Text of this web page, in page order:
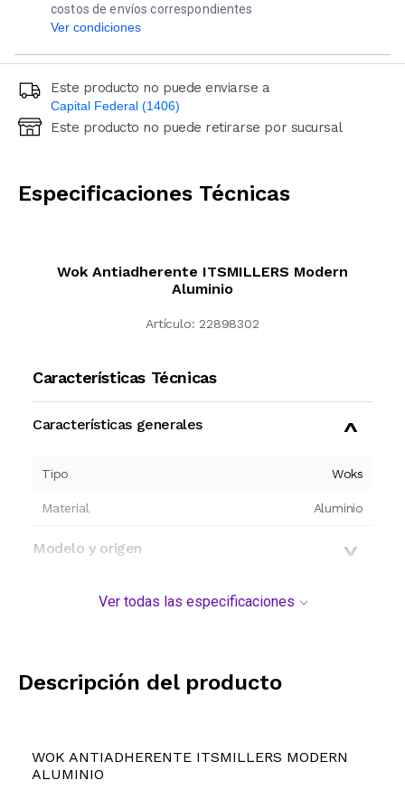
costos de envíos correspondientes
Ver condiciones
Este producto no puede enviarse a
Capital Federal (1406)
Ingresá código postal (sólo números)
Este producto no puede retirarse por sucursal
Especificaciones Técnicas
Wok Antiadherente ITSMILLERS Modern
Aluminio
Artículo: 22898302
Características Técnicas
Características generales
Tipo Woks
Material Aluminio
Modelo y origen
Ver todas las especificaciones
Descripción del producto
WOK ANTIADHERENTE ITSMILLERS MODERN
ALUMINIO